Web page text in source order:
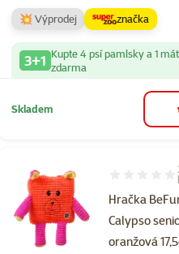
💥 Výprodej značka
3+1 Kupte 4 psí pamlsky a 1
zdarma
Skladem
Hračka
Calypso
oranžová
Hodnocení